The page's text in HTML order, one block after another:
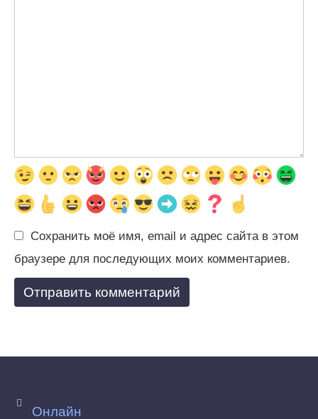
Сохранить моё имя, email и адрес сайта в этом
браузере для последующих моих комментариев.
Онлайн